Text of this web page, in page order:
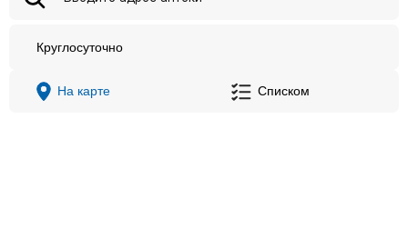
Круглосуточно
На карте Списком